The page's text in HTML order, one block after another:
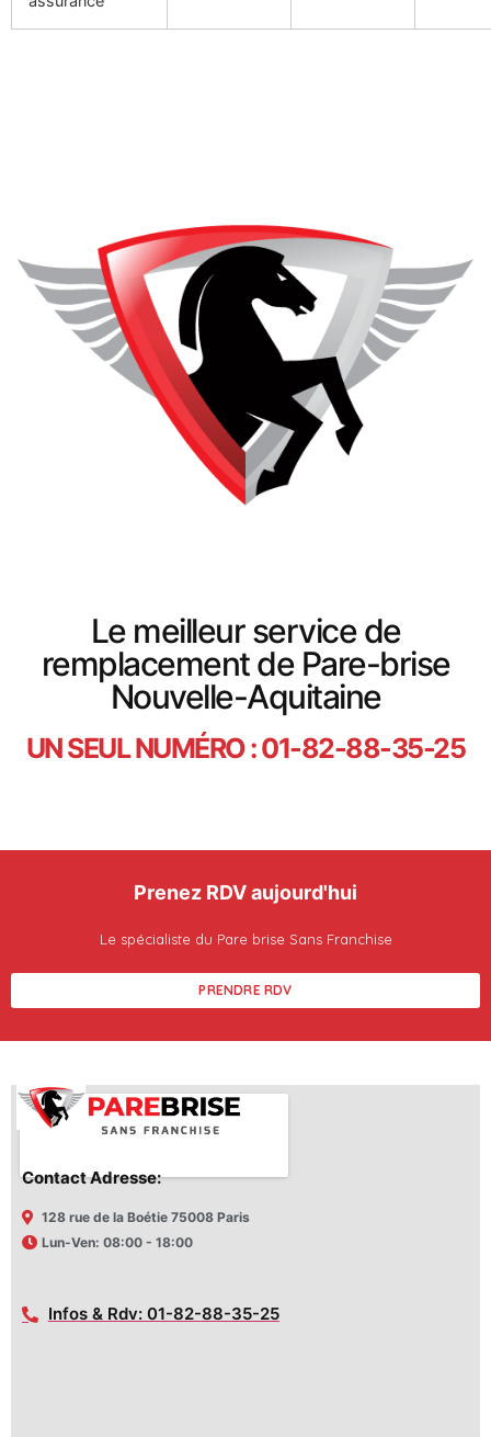
Le meilleur service de
remplacement de Pare-brise
Nouvelle-Aquitaine
UN SEUL NUMÉRO : 01-82-88-35-25
Prenez RDV aujourd'hui
Le spécialiste du Pare brise Sans Franchise
PRENDRE RDV
Contact Adresse:
128 rue de la Boétie 75008 Paris
Lun-Ven: 08:00 - 18:00
Infos & Rdv: 01-82-88-35-25